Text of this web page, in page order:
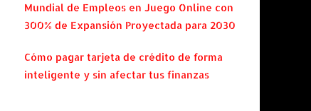
Mundial de Empleos en Juego Online con
300% de Expansión Proyectada para 2030
Cómo pagar tarjeta de crédito de forma
inteligente y sin afectar tus finanzas